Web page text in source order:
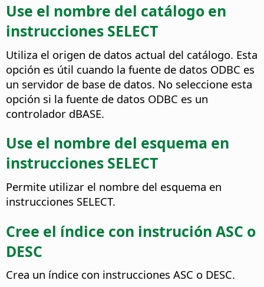
Use el nombre del catálogo en
instrucciones SELECT
Utiliza el origen de datos actual del catálogo. Esta
opción es útil cuando la fuente de datos ODBC es
un servidor de base de datos. No seleccione esta
opción si la fuente de datos ODBC es un
controlador dBASE.
Use el nombre del esquema en
instrucciones SELECT
Permite utilizar el nombre del esquema en
instrucciones SELECT.
Cree el índice con instrución ASC o
DESC
Crea un índice con instrucciones ASC o DESC.